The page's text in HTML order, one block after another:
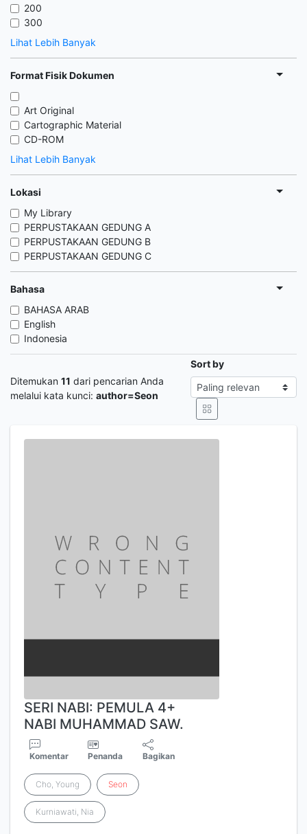
200
300
Lihat Lebih Banyak
Format Fisik Dokumen
Art Original
Cartographic Material
CD-ROM
Lihat Lebih Banyak
Lokasi
My Library
PERPUSTAKAAN GEDUNG A
PERPUSTAKAAN GEDUNG B
PERPUSTAKAAN GEDUNG C
Bahasa
BAHASA ARAB
English
Indonesia
Ditemukan 11 dari pencarian Anda
melalui kata kunci: author=Seon
Sort by
SERI NABI: PEMULA 4+
NABI MUHAMMAD SAW.
Komentar Penanda Bagikan
Cho, Young Seon
Kurniawati, Nia